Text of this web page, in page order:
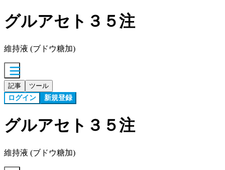
グルアセト３５注
維持液 (ブドウ糖加)
記事 ツール
ログイン 新規登録
グルアセト３５注
維持液 (ブドウ糖加)